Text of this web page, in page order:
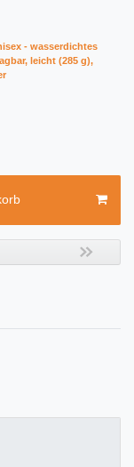
- wasserdichtes
leicht (285 g),